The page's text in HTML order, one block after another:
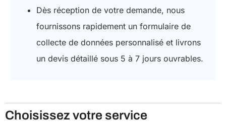
Dès réception de votre demande, nous
fournissons rapidement un formulaire de
collecte de données personnalisé et livrons
un devis détaillé sous 5 à 7 jours ouvrables.
Choisissez votre service